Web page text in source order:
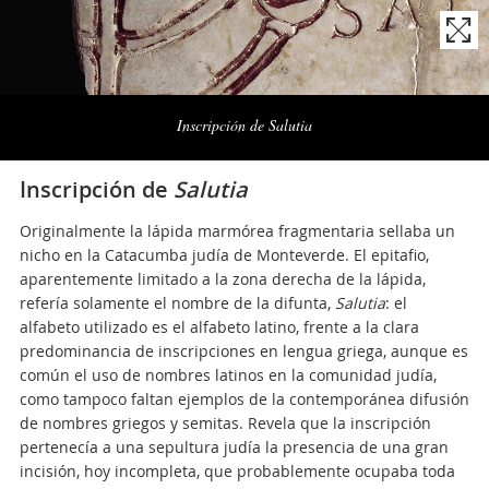
Inscripción de Salutia
Inscripción de Salutia
Originalmente la lápida marmórea fragmentaria sellaba un
nicho en la Catacumba judía de Monteverde. El epitafio,
aparentemente limitado a la zona derecha de la lápida,
refería solamente el nombre de la difunta, Salutia: el
alfabeto utilizado es el alfabeto latino, frente a la clara
predominancia de inscripciones en lengua griega, aunque es
común el uso de nombres latinos en la comunidad judía,
como tampoco faltan ejemplos de la contemporánea difusión
de nombres griegos y semitas. Revela que la inscripción
pertenecía a una sepultura judía la presencia de una gran
incisión, hoy incompleta, que probablemente ocupaba toda